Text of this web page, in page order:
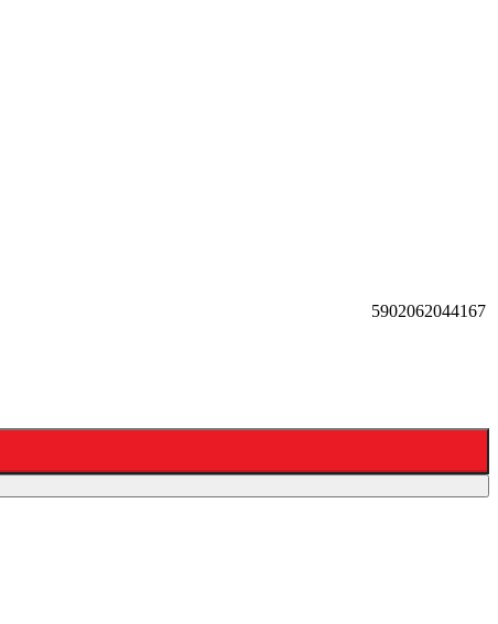
5902062044167